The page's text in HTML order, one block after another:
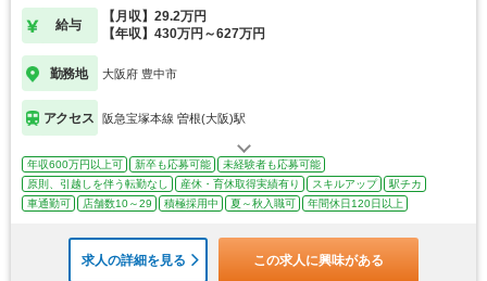
局。
給与
【月収】29.2万円
【年収】430万円～627万円
勤務地 大阪府 豊中市
アクセス 阪急宝塚本線 曽根(大阪)駅
年収600万円以上可 新卒も応募可能
未経験者も応募可能
原則、引越しを伴う転勤なし
産休・育休取得実績有り スキルアップ
駅チカ
車通勤可
店舗数10～29 積極採用中 夏～秋入職可 年間休日120日以上
求人の詳細を見る この求人に興味がある